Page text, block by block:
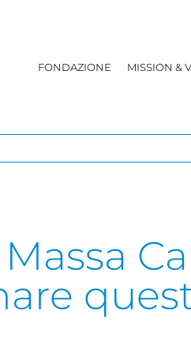
FONDAZIONE MISSION &